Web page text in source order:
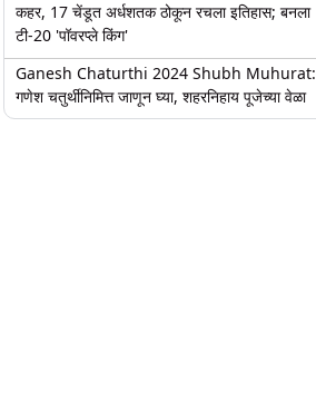
कहर, 17 चेंडूत अर्धशतक ठोकून रचला इतिहास; बनला
टी-20 'पॉवरप्ले किंग'
Ganesh Chaturthi 2024 Shubh Muhurat:
गणेश चतुर्थीनिमित्त जाणून घ्या, शहरनिहाय पूजेच्या वेळा